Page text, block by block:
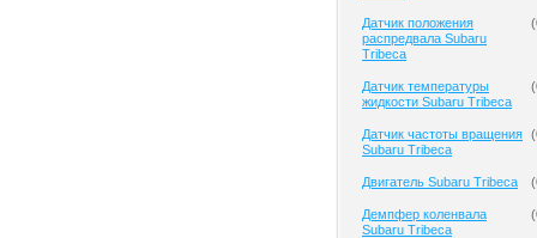
Датчик положения
распредвала Subaru
Tribeca
(
Датчик температуры
жидкости Subaru Tribeca
(
Датчик частоты вращения
Subaru Tribeca
(
Двигатель Subaru Tribeca (
Демпфер коленвала
Subaru Tribeca
(